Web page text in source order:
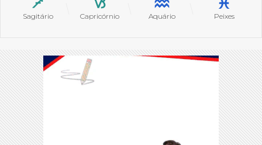
Sagitário Capricórnio Aquário Peixes